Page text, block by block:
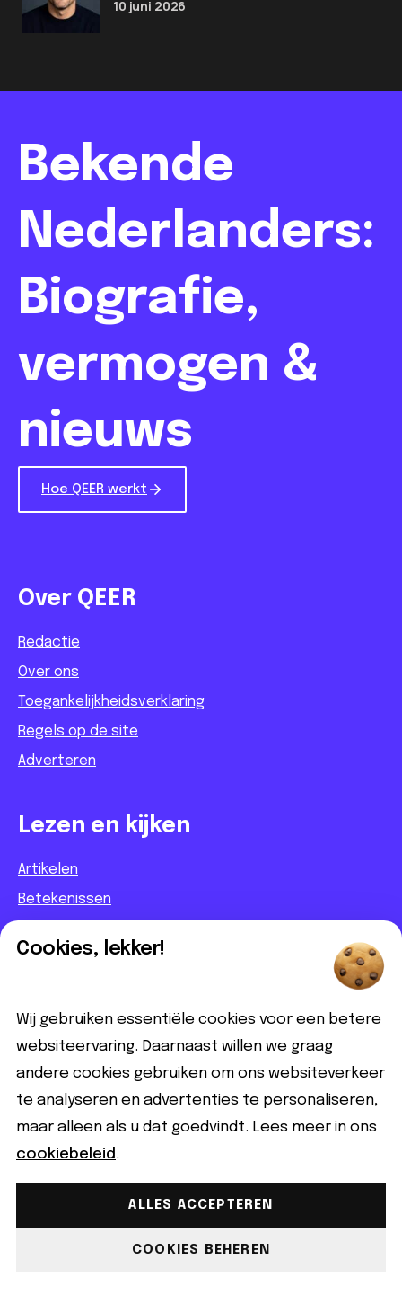
10 juni 2026
Bekende
Nederlanders:
Biografie,
vermogen &
nieuws
Hoe QEER werkt
Over QEER
Redactie
Over ons
Toegankelijkheidsverklaring
Regels op de site
Adverteren
Lezen en kijken
Artikelen
Betekenissen
Contact
Informatief
Contact
Partnerbijdrage
Disclaimer
Cookies, lekker!
Wij gebruiken essentiële cookies voor een betere
websiteervaring. Daarnaast willen we graag
andere cookies gebruiken om ons websiteverkeer
te analyseren en advertenties te personaliseren,
maar alleen als u dat goedvindt. Lees meer in ons
cookiebeleid .
ALLES ACCEPTEREN
COOKIES BEHEREN